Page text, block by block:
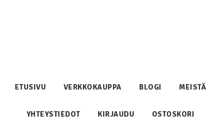
ETUSIVU VERKKOKAUPPA BLOGI MEISTÄ
YHTEYSTIEDOT KIRJAUDU OSTOSKORI